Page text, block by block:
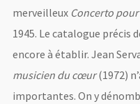
merveilleux Concerto
1945. Le catalogue précis
encore à établir. Jean
musicien du cœur(1972)
importantes. On y